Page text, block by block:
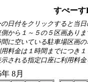
すぺー
の日付をクリックすると当
から１～５の５区画ありま
に空いている駐車場区画
料金は１時間までにつき
される指定口座に利用料
年 8月